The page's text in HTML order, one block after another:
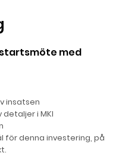
med
insatsen
i MKI
denna investering, på